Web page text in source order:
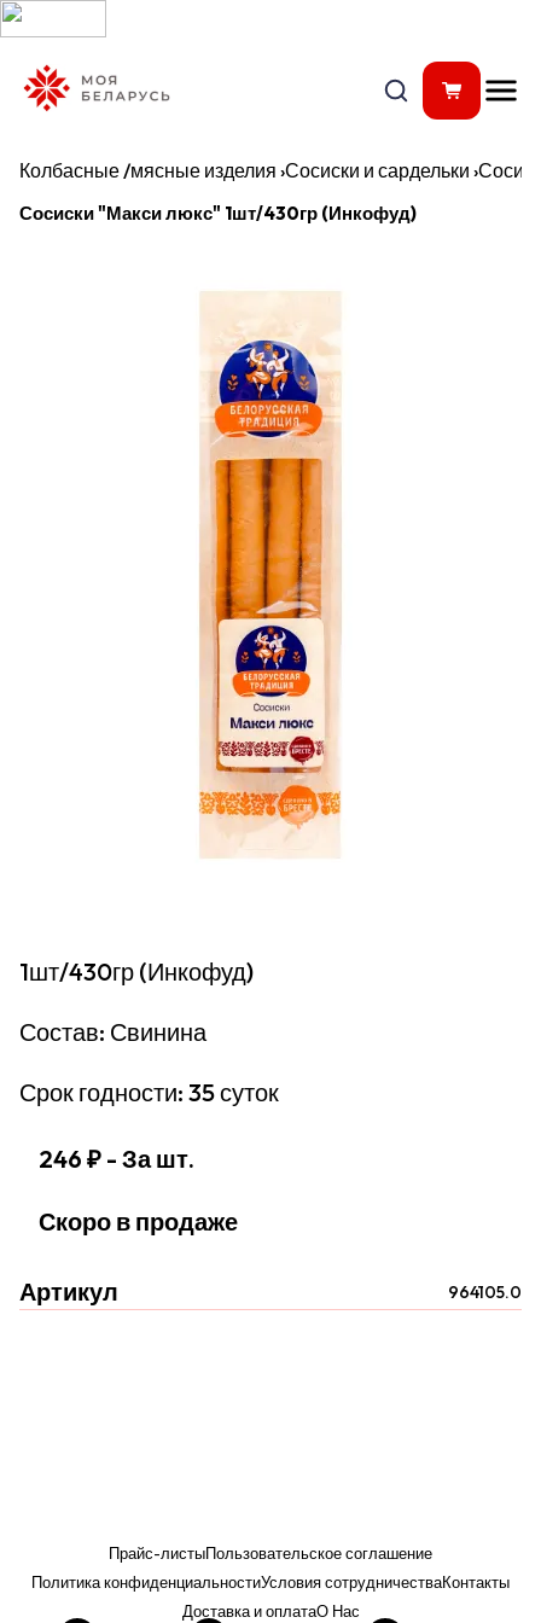
Колбасные /мясные изделия ›Сосиски и сардельки ›
Сосиски "Макси люкс" 1шт/430гр (Инкофуд)
1шт/430гр (Инкофуд)
Состав: Свинина
Срок годности: 35 суток
246 ₽ - За шт.
Скоро в продаже
Артикул 964105.0
Прайс-листыПользовательское соглашение
Политика конфиденциальностиУсловия сотрудничестваКонтакты
Доставка и оплатаО Нас